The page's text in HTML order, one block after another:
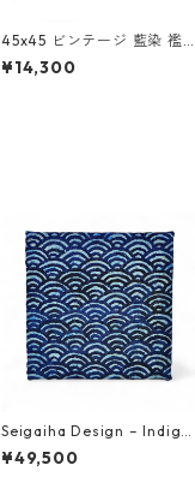
45x45 ビンテージ 藍染 襤
アップサイクル パッチワー
ク クッションカバー ボロ
¥14,300
Seigaiha Design – Indigo
Currents Original Artwor
k (NFT Certified | One of
¥49,500